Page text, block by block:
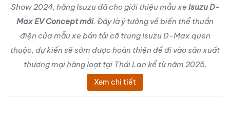
Show 2024, hãng Isuzu đã cho giới thiệu mẫu xe Isuzu D-
Max EV Concept mới. Đây là ý tưởng về biến thể thuần
điện của mẫu xe bán tải cỡ trung Isuzu D-Max quen
thuộc, dự kiến sẽ sớm được hoàn thiện để đi vào sản xuất
thương mại hàng loạt tại Thái Lan kể từ năm 2025.
Xem chi tiết